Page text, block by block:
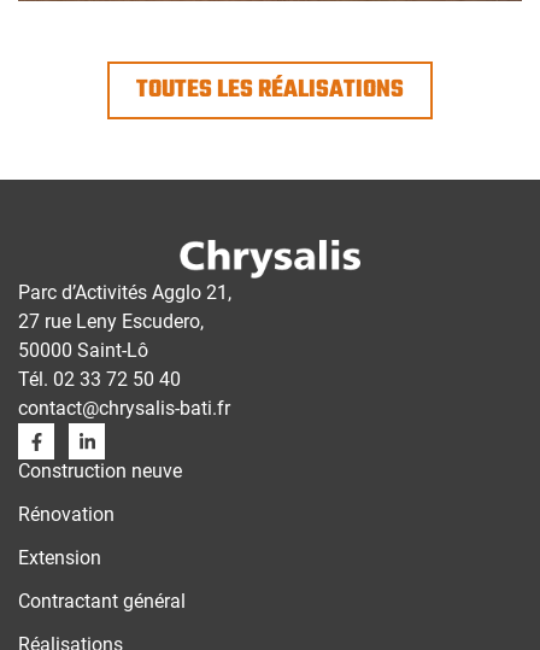
TOUTES LES RÉALISATIONS
Parc d’Activités Agglo 21,
27 rue Leny Escudero,
50000 Saint-Lô
Tél. 02 33 72 50 40
contact@chrysalis-bati.fr
Construction neuve
Rénovation
Extension
Contractant général
Réalisations